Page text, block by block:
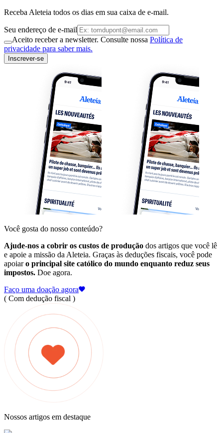
Receba Aleteia todos os dias em sua caixa de e-mail.
Seu endereço de e-mail
Aceito receber a newsletter. Consulte nossa Política de
privacidade para saber mais.
Inscrever-se
Você gosta do nosso conteúdo?
Ajude-nos a cobrir os custos de produção dos artigos que você lê
e apoie a missão da Aleteia. Graças às deduções fiscais, você pode
apoiaro principal site católico do mundo enquanto reduz seus
impostos. Doe agora.
Faço uma doação agora
( Com dedução fiscal )
Nossos artigos em destaque